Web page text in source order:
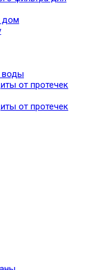
дом
воды
от протечек
от протечек